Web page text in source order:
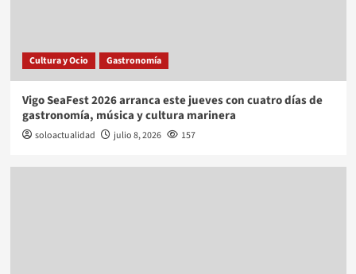
Cultura y Ocio Gastronomía
Vigo SeaFest 2026 arranca este jueves con cuatro días de
gastronomía, música y cultura marinera
soloactualidad julio 8, 2026 157